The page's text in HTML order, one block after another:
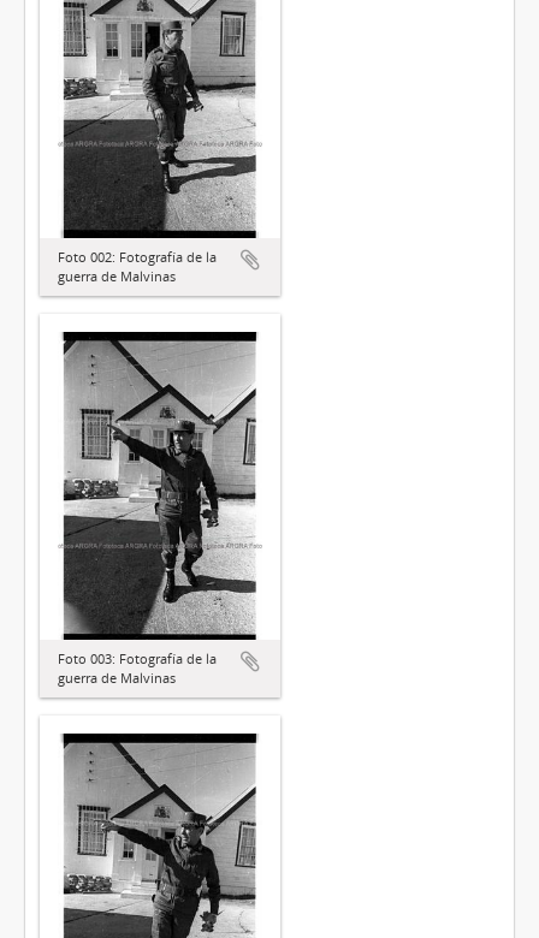
Foto 002: Fotografía de la
guerra de Malvinas
Foto 003: Fotografía de la
guerra de Malvinas